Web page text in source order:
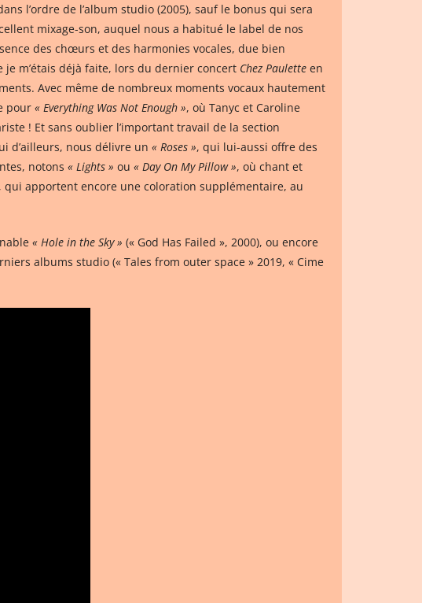
l’ordre de l’album studio (2005), sauf le bonus qui sera
mixage-son, auquel nous a habitué le label de nos
des chœurs et des harmonies vocales, due bien
je m’étais déjà faite, lors du dernier concert Chez Paulette en
Avec même de nombreux moments vocaux hautement
pour « Everything Was Not Enough », où Tanyc et Caroline
! Et sans oublier l’important travail de la section
d’ailleurs, nous délivre un « Roses », qui lui-aussi offre des
notons « Lights » ou « Day On My Pillow », où chant et
qui apportent encore une coloration supplémentaire, au
« Hole in the Sky » (« God Has Failed », 2000), ou encore
albums studio (« Tales from outer space » 2019, « Cime